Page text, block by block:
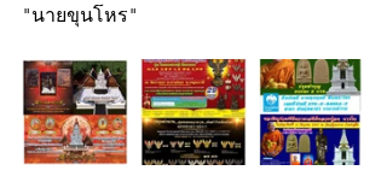
"นายขุนโหร"